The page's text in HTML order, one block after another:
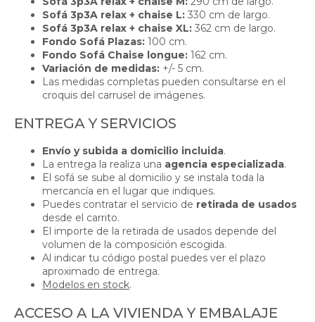
Sofá 3p3A relax + chaise L: 330 cm de largo.
Sofá 3p3A relax + chaise XL: 362 cm de largo.
Fondo Sofá Plazas: 100 cm.
Fondo Sofá Chaise longue: 162 cm.
Variación de medidas: +/- 5 cm.
Las medidas completas pueden consultarse en el
croquis del carrusel de imágenes.
ENTREGA Y SERVICIOS
Envío y subida a domicilio incluida.
La entrega la realiza una agencia especializada.
El sofá se sube al domicilio y se instala toda la
mercancía en el lugar que indiques.
Puedes contratar el servicio de retirada de usados
desde el carrito.
El importe de la retirada de usados depende del
volumen de la composición escogida.
Al indicar tu código postal puedes ver el plazo
aproximado de entrega.
Modelos en stock.
ACCESO A LA VIVIENDA Y EMBALAJE